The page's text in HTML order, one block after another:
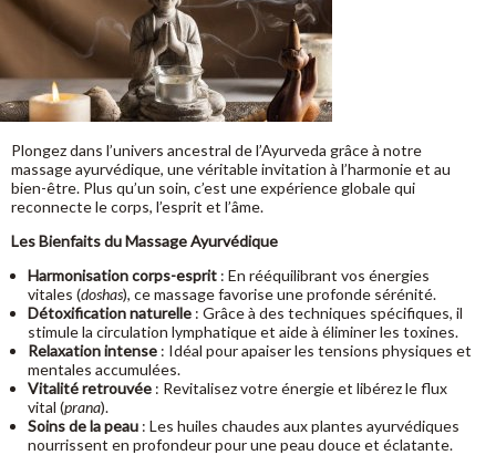
Plongez dans l’univers ancestral de l’Ayurveda grâce à notre
massage ayurvédique, une véritable invitation à l’harmonie et au
bien-être. Plus qu’un soin, c’est une expérience globale qui
reconnecte le corps, l’esprit et l’âme.
Les Bienfaits du Massage Ayurvédique
Harmonisation corps-esprit : En rééquilibrant vos énergies
vitales (doshas), ce massage favorise une profonde sérénité.
Détoxification naturelle : Grâce à des techniques spécifiques, il
stimule la circulation lymphatique et aide à éliminer les toxines.
Relaxation intense : Idéal pour apaiser les tensions physiques et
mentales accumulées.
Vitalité retrouvée : Revitalisez votre énergie et libérez le flux
vital (prana).
Soins de la peau : Les huiles chaudes aux plantes ayurvédiques
nourrissent en profondeur pour une peau douce et éclatante.